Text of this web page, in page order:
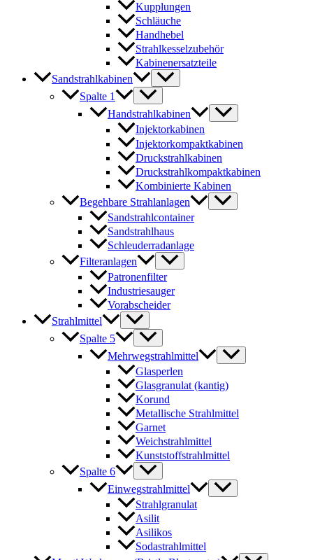
Kupplungen
Schläuche
Handhebel
Strahlkesselzubehör
Kabinenersatzteile
Sandstrahlkabinen
Spalte 1
Handstrahlkabinen
Injektorkabinen
Injektorkompaktkabinen
Druckstrahlkabinen
Druckstrahlkompaktkabinen
Kombinierte Kabinen
Begehbare Strahlanlagen
Sandstrahlcontainer
Sandstrahlhaus
Schleuderradanlage
Filteranlagen
Patronenfilter
Industriesauger
Vorabscheider
Strahlmittel
Spalte 5
Mehrwegstrahlmittel
Glasperlen
Glasgranulat (kantig)
Korund
Metallische Strahlmittel
Garnet
Weichstrahlmittel
Kunststoffstrahlmittel
Spalte 6
Einwegstrahlmittel
Strahlgranulat
Asilit
Asilikos
Sodastrahlmittel